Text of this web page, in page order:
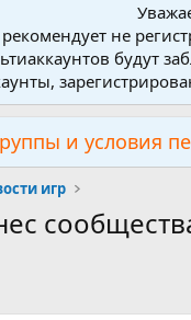
не
будут
и условия
игр